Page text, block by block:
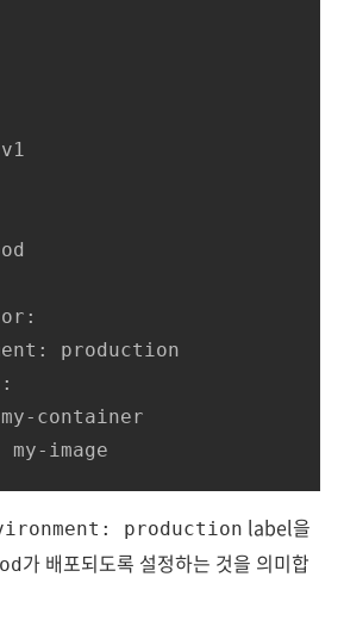
my-image
production label을
가 배포되도록 설정하는 것을 의미합